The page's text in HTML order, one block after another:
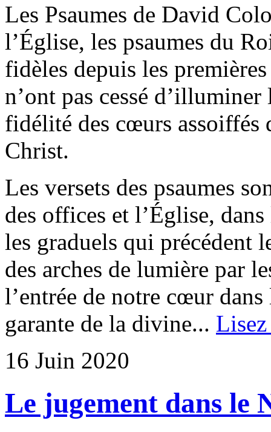
Les Psaumes de David
l’Église, les psaumes du
fidèles depuis les
n’ont pas cessé d’illuminer
fidélité des cœurs assoiffés
Christ.
Les versets des psaumes
des offices et l’Église,
les graduels qui précédent
des arches de lumière par
l’entrée de notre cœur
garante de la divine...
16 Juin 2020
Le jugement dans le